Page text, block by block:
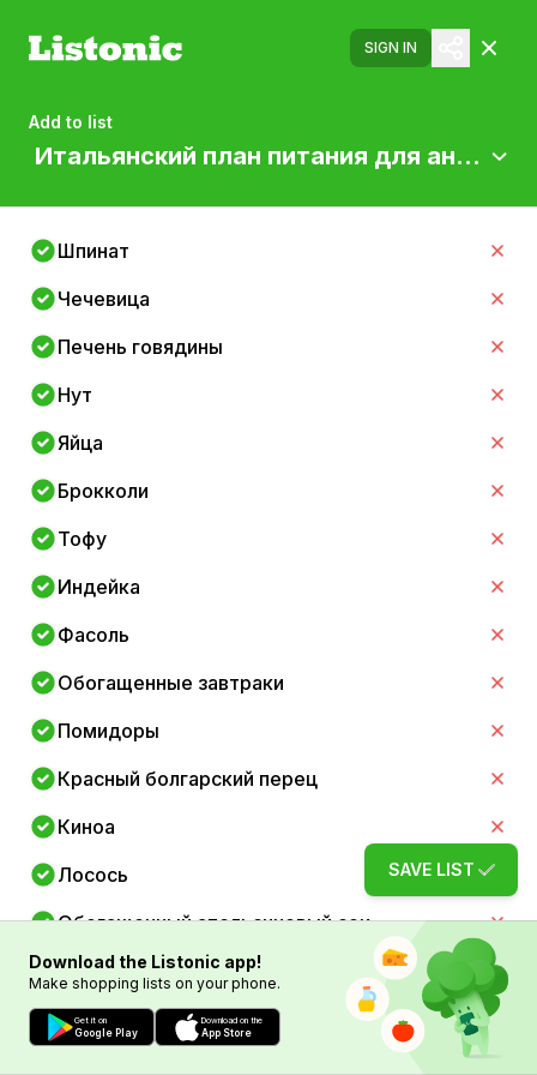
SIGN IN
Add to list
Итальянский план питания для анемии
Шпинат
Чечевица
Печень говядины
Нут
Яйца
Брокколи
Тофу
Индейка
Фасоль
Обогащенные завтраки
Помидоры
Красный болгарский перец
Киноа
Лосось
Обогащенный апельсиновый сок
Обогащенное миндальное молоко
Семена подсолнечника
SAVE LIST
Download the Listonic app!
Make shopping lists on your phone.
Get it on
Google Play
Download on the
App Store